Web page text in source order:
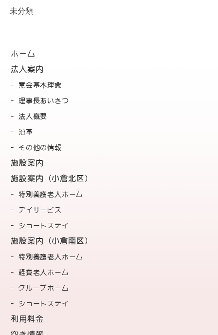
未分類
ホーム
法人案内
薫会基本理念
理事長あいさつ
法人概要
沿革
その他の情報
施設案内
施設案内（小倉北区）
特別養護老人ホーム
デイサービス
ショートステイ
施設案内（小倉南区）
特別養護老人ホーム
軽費老人ホーム
グループホーム
ショートステイ
利用料金